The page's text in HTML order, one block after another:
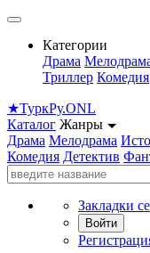
Категории
Драма
Триллер Комедия
★ТуркРу.ONL
Каталог Жанры
Драма Мелодрама
Комедия Детектив
Закладки
Войти